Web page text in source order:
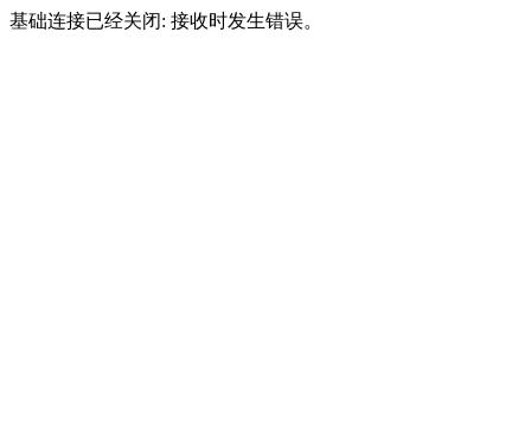
基础连接已经关闭: 接收时发生错误。